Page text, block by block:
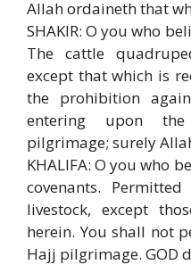
Allah ordaineth that
SHAKIR: O you who
The cattle
except that which is
the prohibition
entering upon
pilgrimage; surely
KHALIFA: O you who
covenants.
livestock, except
herein. You shall not
Hajj pilgrimage. GOD